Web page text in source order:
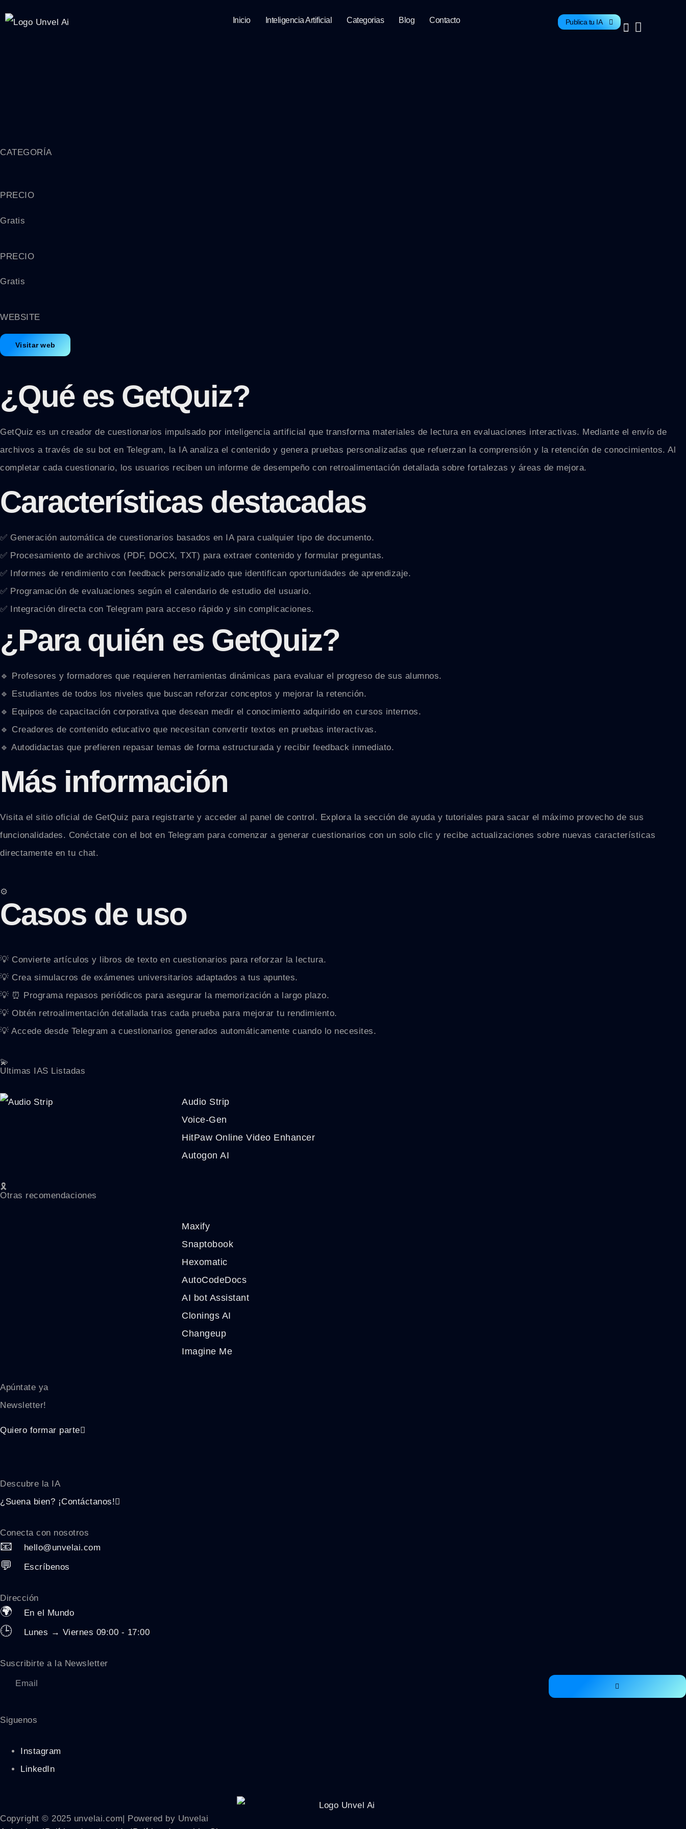
Inicio Inteligencia Artificial Categorias Blog Contacto Publica tu IA
CATEGORÍA
PRECIO
Gratis
PRECIO
Gratis
WEBSITE
Visitar web
¿Qué es GetQuiz?
GetQuiz es un creador de cuestionarios impulsado por inteligencia artificial que transforma materiales de lectura en evaluaciones interactivas. Mediante el envío de
archivos a través de su bot en Telegram, la IA analiza el contenido y genera pruebas personalizadas que refuerzan la comprensión y la retención de conocimientos. Al
completar cada cuestionario, los usuarios reciben un informe de desempeño con retroalimentación detallada sobre fortalezas y áreas de mejora.
Características destacadas
✅ Generación automática de cuestionarios basados en IA para cualquier tipo de documento.
✅ Procesamiento de archivos (PDF, DOCX, TXT) para extraer contenido y formular preguntas.
✅ Informes de rendimiento con feedback personalizado que identifican oportunidades de aprendizaje.
✅ Programación de evaluaciones según el calendario de estudio del usuario.
✅ Integración directa con Telegram para acceso rápido y sin complicaciones.
¿Para quién es GetQuiz?
🔹 Profesores y formadores que requieren herramientas dinámicas para evaluar el progreso de sus alumnos.
🔹 Estudiantes de todos los niveles que buscan reforzar conceptos y mejorar la retención.
🔹 Equipos de capacitación corporativa que desean medir el conocimiento adquirido en cursos internos.
🔹 Creadores de contenido educativo que necesitan convertir textos en pruebas interactivas.
🔹 Autodidactas que prefieren repasar temas de forma estructurada y recibir feedback inmediato.
Más información
Visita el sitio oficial de GetQuiz para registrarte y acceder al panel de control. Explora la sección de ayuda y tutoriales para sacar el máximo provecho de sus
funcionalidades. Conéctate con el bot en Telegram para comenzar a generar cuestionarios con un solo clic y recibe actualizaciones sobre nuevas características
directamente en tu chat.
⚙️
Casos de uso
💡 Convierte artículos y libros de texto en cuestionarios para reforzar la lectura.
💡 Crea simulacros de exámenes universitarios adaptados a tus apuntes.
💡 ⏰ Programa repasos periódicos para asegurar la memorización a largo plazo.
💡 Obtén retroalimentación detallada tras cada prueba para mejorar tu rendimiento.
💡 Accede desde Telegram a cuestionarios generados automáticamente cuando lo necesites.
💫
Ultimas IAS Listadas
Audio Strip
Voice-Gen
HitPaw Online Video Enhancer
Autogon AI
🎗️
Otras recomendaciones
Maxify
Snaptobook
Hexomatic
AutoCodeDocs
AI bot Assistant
Clonings AI
Changeup
Imagine Me
Apúntate ya
Newsletter!
Quiero formar parte
Descubre la IA
¿Suena bien? ¡Contáctanos!
Conecta con nosotros
📧 hello@unvelai.com
💬 Escríbenos
Dirección
🌍 En el Mundo
🕒 Lunes → Viernes 09:00 - 17:00
Suscribirte a la Newsletter
Siguenos
Instagram
LinkedIn
Copyright © 2025 unvelai.com| Powered by Unvelai